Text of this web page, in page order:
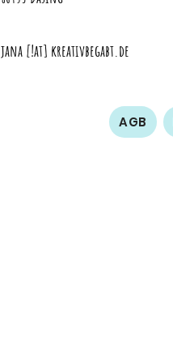
jana [!at] kreativbegabt.de
AGB